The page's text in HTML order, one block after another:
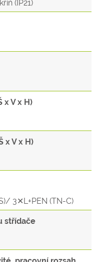
(IP21)
x V x H)
x V x H)
3✕L+PEN (TN-C)
střídače